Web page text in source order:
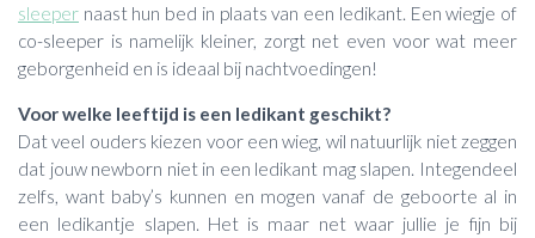
sleeper naast hun bed in plaats van een ledikant. Een wiegje of
co-sleeper is namelijk kleiner, zorgt net even voor wat meer
geborgenheid en is ideaal bij nachtvoedingen!
Voor welke leeftijd is een ledikant geschikt?
Dat veel ouders kiezen voor een wieg, wil natuurlijk niet zeggen
dat jouw newborn niet in een ledikant mag slapen. Integendeel
zelfs, want baby’s kunnen en mogen vanaf de geboorte al in
een ledikantje slapen. Het is maar net waar jullie je fijn bij